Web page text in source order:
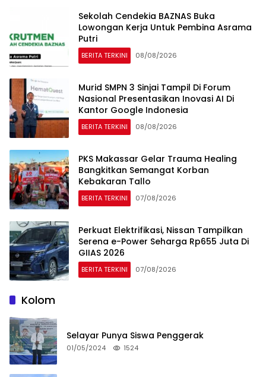
Sekolah Cendekia BAZNAS Buka
Lowongan Kerja Untuk Pembina Asrama
Putri
BERITA TERKINI 08/08/2026
Murid SMPN 3 Sinjai Tampil Di Forum
Nasional Presentasikan Inovasi AI Di
Kantor Google Indonesia
BERITA TERKINI 08/08/2026
PKS Makassar Gelar Trauma Healing
Bangkitkan Semangat Korban
Kebakaran Tallo
BERITA TERKINI 07/08/2026
Perkuat Elektrifikasi, Nissan Tampilkan
Serena e-Power Seharga Rp655 Juta Di
GIIAS 2026
BERITA TERKINI 07/08/2026
Kolom
Selayar Punya Siswa Penggerak
01/05/2024 1524